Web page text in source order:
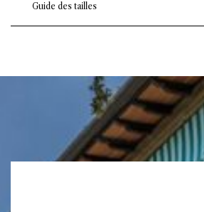
Guide des tailles